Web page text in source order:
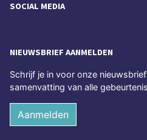
SOCIAL MEDIA
NIEUWSBRIEF AANMELDEN
Schrijf je in voor onze
samenvatting van alle
Aanmelden